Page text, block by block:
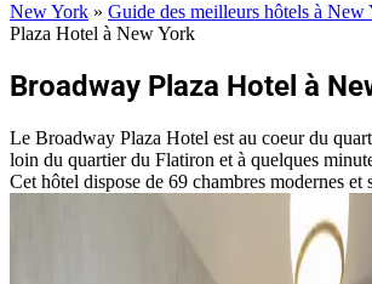
New York » Guide des meilleurs hôtels à New
Plaza Hotel à New York
Broadway Plaza Hotel à
Le Broadway Plaza Hotel est au coeur du
loin du quartier du Flatiron et à quelques
Cet hôtel dispose de 69 chambres modernes et